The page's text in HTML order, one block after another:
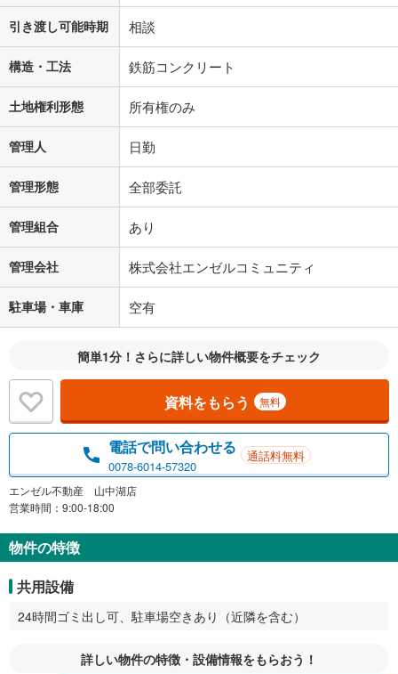
引き渡し可能時期 相談
構造・工法 鉄筋コンクリート
土地権利形態 所有権のみ
管理人 日勤
管理形態 全部委託
管理組合 あり
管理会社 株式会社エンゼルコミュニティ
駐車場・車庫 空有
簡単1分！さらに詳しい物件概要をチェック
資料をもらう 無料
電話で問い合わせる
0078-6014-57320
通話料無料
エンゼル不動産 山中湖店
営業時間：9:00-18:00
物件の特徴
共用設備
24時間ゴミ出し可、駐車場空きあり（近隣を含む）
詳しい物件の特徴・設備情報をもらおう！